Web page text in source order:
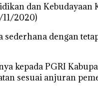
dan
11/2020)
dengan
kepada PGRI
sesuai anjuran